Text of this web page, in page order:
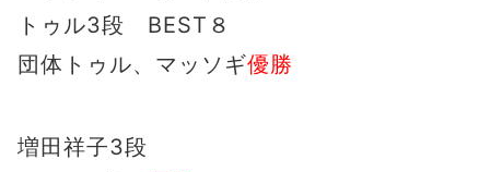
トゥル3段 BEST８
団体トゥル、マッソギ優勝
増田祥子3段